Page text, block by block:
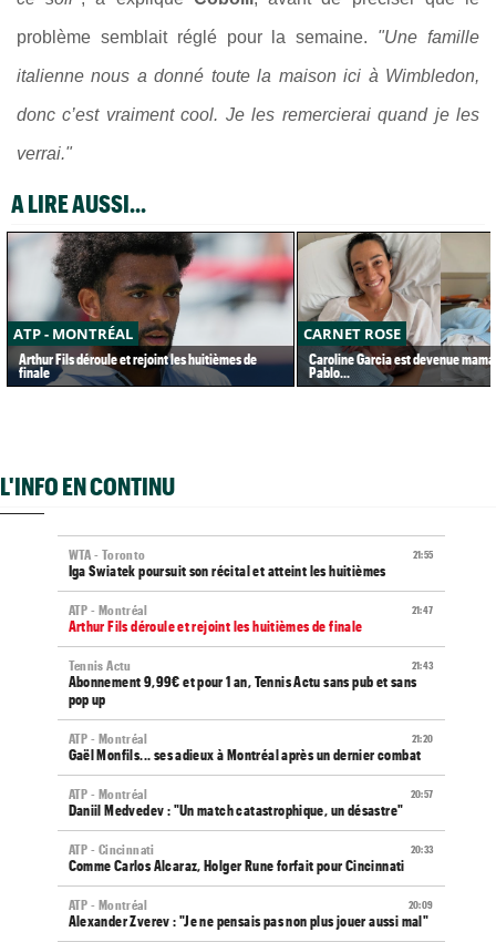
problème semblait réglé pour la semaine. "Une famille
italienne nous a donné toute la maison ici à Wimbledon,
donc c’est vraiment cool. Je les remercierai quand je les
verrai."
A LIRE AUSSI...
ATP - MONTRÉAL
Arthur Fils déroule et rejoint les huitièmes de
finale
CARNET ROSE
Caroline Garcia est devenue
Pablo...
L'INFO EN CONTINU
21:55
WTA - Toronto
Iga Swiatek poursuit son récital et atteint les huitièmes
21:47
ATP - Montréal
Arthur Fils déroule et rejoint les huitièmes de finale
21:43
Tennis Actu
Abonnement 9,99€ et pour 1 an, Tennis Actu sans pub et sans
pop up
21:20
ATP - Montréal
Gaël Monfils... ses adieux à Montréal après un dernier combat
20:57
ATP - Montréal
Daniil Medvedev : "Un match catastrophique, un désastre"
20:33
ATP - Cincinnati
Comme Carlos Alcaraz, Holger Rune forfait pour Cincinnati
20:09
ATP - Montréal
Alexander Zverev : "Je ne pensais pas non plus jouer aussi mal"